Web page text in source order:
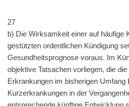
27
b) Die Wirksamkeit einer auf häufige
gestützten ordentlichen Kündigung
Gesundheitsprognose voraus. Im
objektive Tatsachen vorliegen, die
Erkrankungen im bisherigen Umfang
Kurzerkrankungen in der